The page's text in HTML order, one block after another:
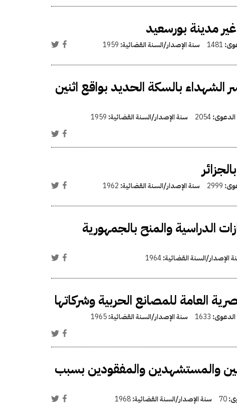
مدينة بورسعيد
1481 سنة الإصدار/السنة القضائية: 1959
الشهداء بالسكة الحديد بواقع اثنين
الدعوى:2054 سنة الإصدار/السنة القضائية: 1959
2999 سنة الإصدار/السنة القضائية: 1962
الدراسية والمنح بالجمهورية
الإصدار/السنة القضائية:1964
العامة للمصانع الحربية وشركاتها
الدعوى: 1633 سنة الإصدار/السنة القضائية:1965
والمستشهدين والمفقودين بسبب
70 سنة الإصدار/السنة القضائية:1968